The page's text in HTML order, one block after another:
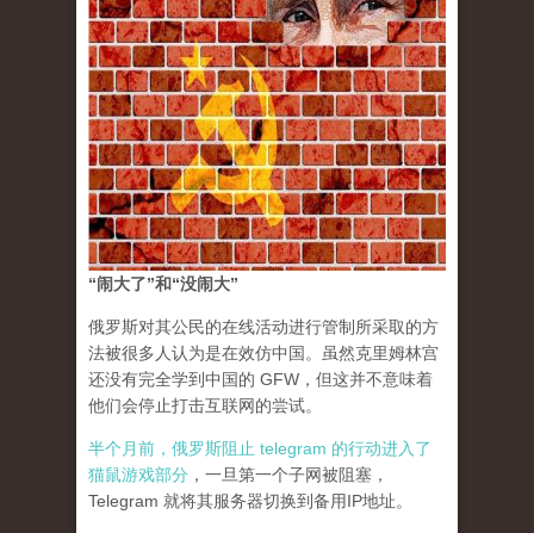
“闹大了”和“没闹大”
俄罗斯对其公民的在线活动进行管制所采取的方
法被很多人认为是在效仿中国。虽然克里姆林宫
还没有完全学到中国的 GFW，但这并不意味着
他们会停止打击互联网的尝试。
半个月前，俄罗斯阻止 telegram 的行动进入了
猫鼠游戏部分 ，一旦第一个子网被阻塞，
Telegram 就将其服务器切换到备用IP地址。